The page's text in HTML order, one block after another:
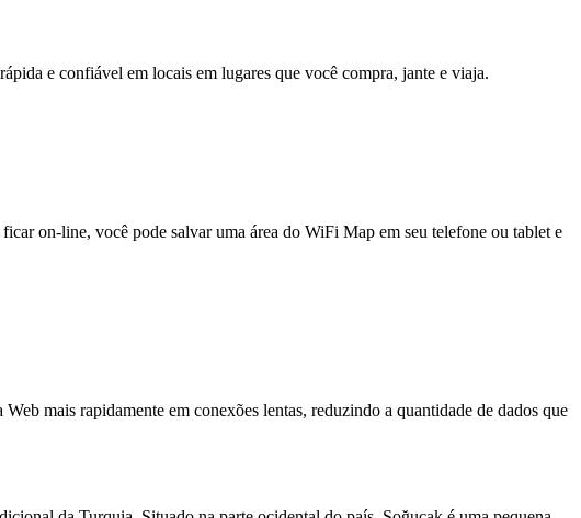
e confiável em locais em lugares que você compra, jante e viaja.
on-line, você pode salvar uma área do WiFi Map em seu telefone ou tablet e
mais rapidamente em conexões lentas, reduzindo a quantidade de dados que